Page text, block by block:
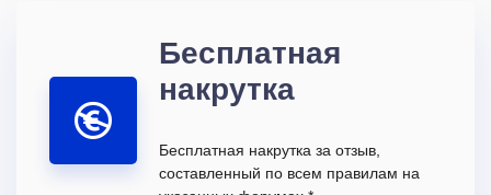
Бесплатная
накрутка
Бесплатная накрутка за отзыв,
составленный по всем правилам на